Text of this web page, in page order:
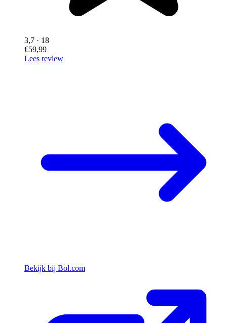
3,7 · 18
€59,99
Lees review
Bekijk bij Bol.com